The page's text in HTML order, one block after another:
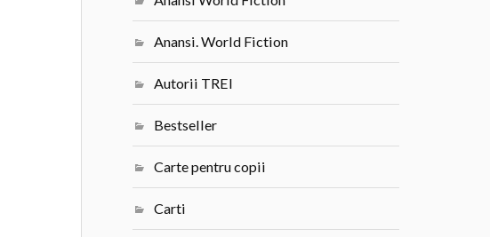
Anansi. World Fiction
Autorii TREI
Bestseller
Carte pentru copii
Carti